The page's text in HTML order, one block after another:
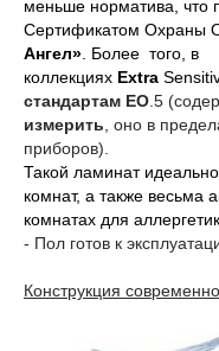
меньше норматива, что
Сертификатом Охраны
Ангел» . Более того, в
коллекциях Extra
стандартам EO .5
измерить , оно в
приборов).
Такой ламинат
комнат, а также весьма
комнатах для
- Пол готов к
Конструкция